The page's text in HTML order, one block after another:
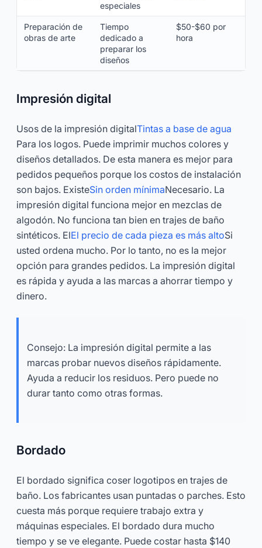
especiales
Preparación de
obras de arte
Tiempo
dedicado a
preparar los
diseños
$50-$60 por
hora
Impresión digital
Usos de la impresión digitalTintas a base de agua
Para los logos. Puede imprimir muchos colores y
diseños detallados. De esta manera es mejor para
pedidos pequeños porque los costos de instalación
son bajos. ExisteSin orden mínimaNecesario. La
impresión digital funciona mejor en mezclas de
algodón. No funciona tan bien en trajes de baño
sintéticos. ElEl precio de cada pieza es más altoSi
usted ordena mucho. Por lo tanto, no es la mejor
opción para grandes pedidos. La impresión digital
es rápida y ayuda a las marcas a ahorrar tiempo y
dinero.
Consejo: La impresión digital permite a las
marcas probar nuevos diseños rápidamente.
Ayuda a reducir los residuos. Pero puede no
durar tanto como otras formas.
Bordado
El bordado significa coser logotipos en trajes de
baño. Los fabricantes usan puntadas o parches. Esto
cuesta más porque requiere trabajo extra y
máquinas especiales. El bordado dura mucho
tiempo y se ve elegante. Puede costar hasta $140